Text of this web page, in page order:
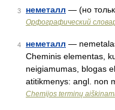
3 неметалл — (но
Орфографический
4 неметалл —
Cheminis elementas,
neigiamumas, blogas
atitikmenys: angl. non
Chemijos terminų